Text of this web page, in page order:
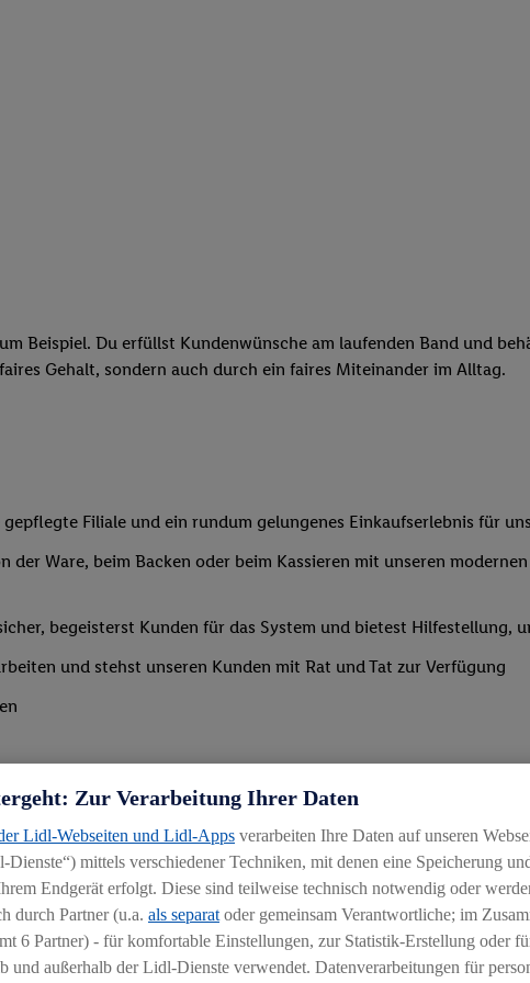
Beispiel. Du erfüllst Kundenwünsche am laufenden Band und
Gehalt, sondern auch durch ein faires Miteinander im Alltag.
Filiale und ein rundum gelungenes Einkaufserlebnis für
Ware, beim Backen oder beim Kassieren mit unseren
begeisterst Kunden für das System und bietest Hilfestellung,
und stehst unseren Kunden mit Rat und Tat zur Verfügung
Zur Verarbeitung Ihrer Daten
Lidl-Webseiten und Lidl-Apps verarbeiten Ihre Daten auf unseren
Dienste“) mittels verschiedener Techniken, mit denen eine Speicherung
Endgerät erfolgt. Diese sind teilweise technisch notwendig oder
durch Partner (u.a. als separat oder gemeinsam Verantwortliche; im
6 Partner) - für komfortable Einstellungen, zur Statistik-Erstellung oder
und außerhalb der Lidl-Dienste verwendet. Datenverarbeitungen für